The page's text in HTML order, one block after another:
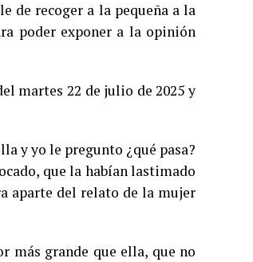
de recoger a la pequeña a la
poder exponer a la opinión
martes 22 de julio de 2025 y
y yo le pregunto ¿qué pasa?
que la habían lastimado
aparte del relato de la mujer
más grande que ella, que no